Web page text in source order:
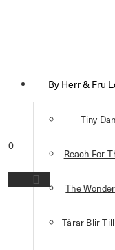
By Herr & Fru
Tiny
Reach For
The
Tårar Blir
0